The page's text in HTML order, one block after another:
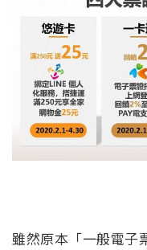
雖然原本「一般電子